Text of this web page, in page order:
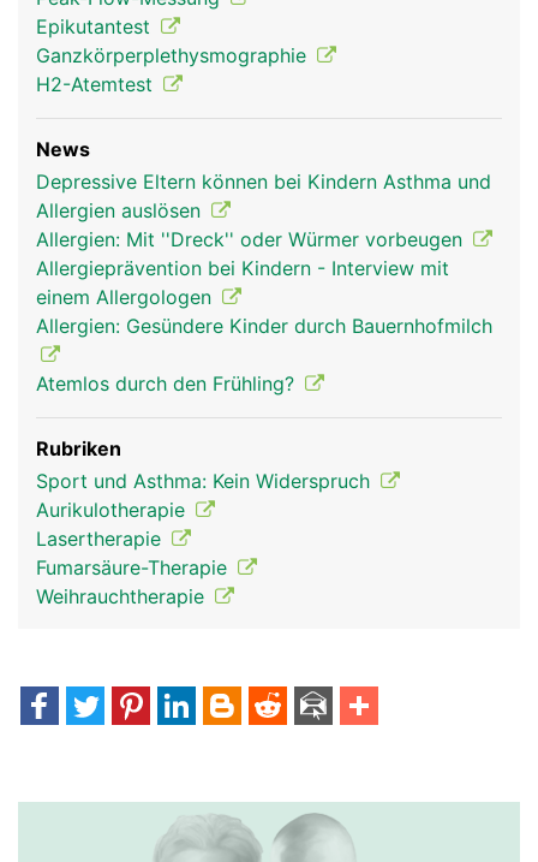
Epikutantest
Ganzkörperplethysmographie
H2-Atemtest
News
Depressive Eltern können bei Kindern Asthma und
Allergien auslösen
Allergien: Mit ''Dreck'' oder Würmer vorbeugen
Allergieprävention bei Kindern - Interview mit
einem Allergologen
Allergien: Gesündere Kinder durch Bauernhofmilch
Atemlos durch den Frühling?
Rubriken
Sport und Asthma: Kein Widerspruch
Aurikulotherapie
Lasertherapie
Fumarsäure-Therapie
Weihrauchtherapie